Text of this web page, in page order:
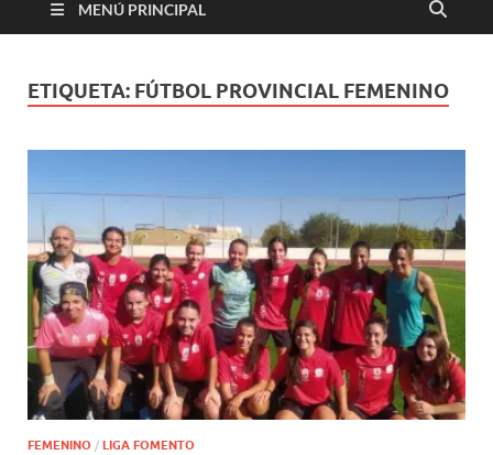
MENÚ PRINCIPAL
ETIQUETA: FÚTBOL PROVINCIAL FEMENINO
FEMENINO / LIGA FOMENTO